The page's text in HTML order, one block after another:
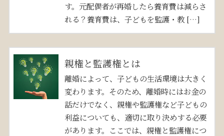
す。元配偶者が再婚したら養育費は減らさ
れる？養育費は、子どもを監護・教 […]
親権と監護権とは
離婚によって、子どもの生活環境は大きく
変わります。そのため、離婚時にはお金の
話だけでなく、親権や監護権など子どもの
利益についても、適切に取り決めする必要
があります。ここでは、親権と監護権につ